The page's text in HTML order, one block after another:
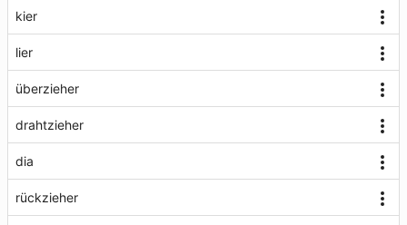
kier
lier
überzieher
drahtzieher
dia
rückzieher